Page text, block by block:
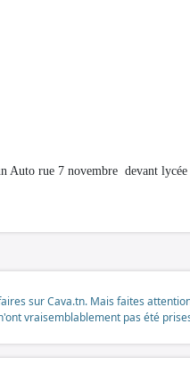
Auto rue 7 novembre devant
sur Cava.tn. Mais faites
vraisemblablement pas été